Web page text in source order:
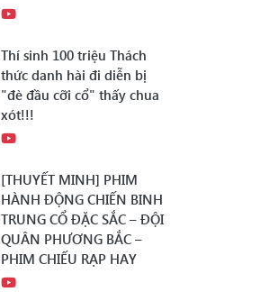
Thí sinh 100 triệu Thách
thức danh hài đi diễn bị
"đè đầu cỡi cổ" thấy chua
xót!!!
[THUYẾT MINH] PHIM
HÀNH ĐỘNG CHIẾN BINH
TRUNG CỔ ĐẶC SẮC – ĐỘI
QUÂN PHƯƠNG BẮC –
PHIM CHIẾU RẠP HAY